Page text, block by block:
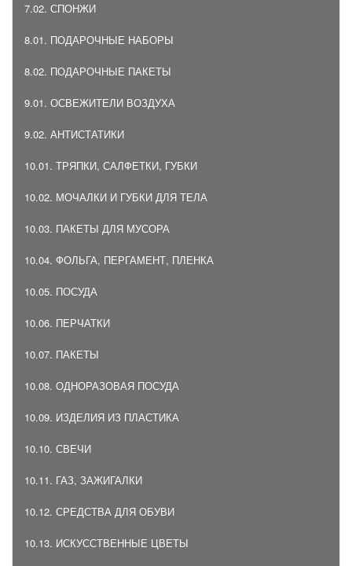
7.02. СПОНЖИ
8.01. ПОДАРОЧНЫЕ НАБОРЫ
8.02. ПОДАРОЧНЫЕ ПАКЕТЫ
9.01. ОСВЕЖИТЕЛИ ВОЗДУХА
9.02. АНТИСТАТИКИ
10.01. ТРЯПКИ, САЛФЕТКИ, ГУБКИ
10.02. МОЧАЛКИ И ГУБКИ ДЛЯ ТЕЛА
10.03. ПАКЕТЫ ДЛЯ МУСОРА
10.04. ФОЛЬГА, ПЕРГАМЕНТ, ПЛЕНКА
10.05. ПОСУДА
10.06. ПЕРЧАТКИ
10.07. ПАКЕТЫ
10.08. ОДНОРАЗОВАЯ ПОСУДА
10.09. ИЗДЕЛИЯ ИЗ ПЛАСТИКА
10.10. СВЕЧИ
10.11. ГАЗ, ЗАЖИГАЛКИ
10.12. СРЕДСТВА ДЛЯ ОБУВИ
10.13. ИСКУССТВЕННЫЕ ЦВЕТЫ